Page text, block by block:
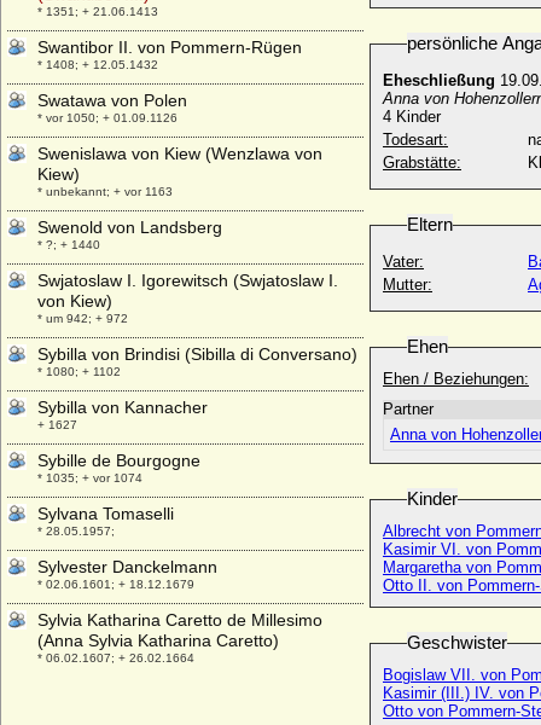
persönliche
Eheschließung
Anna von
4 Kinder
Todesart:
Grabstätte:
Eltern
Vater:
Mutter:
Ehen
Ehen / Beziehungen:
Partner
Anna von
Kinder
Albrecht von
Kasimir VI. von
Margaretha von
Otto II. von
Geschwister
Bogislaw VII. von
Kasimir (III.) IV. von
Otto von Pommern-
* 1351; + 21.06.1413
Swantibor II. von Pommern-Rügen
* 1408; + 12.05.1432
Swatawa von Polen
* vor 1050; + 01.09.1126
Swenislawa von Kiew (Wenzlawa von
Kiew)
* unbekannt; + vor 1163
Swenold von Landsberg
* ?; + 1440
Swjatoslaw I. Igorewitsch (Swjatoslaw I.
von Kiew)
* um 942; + 972
Sybilla von Brindisi (Sibilla di Conversano)
* 1080; + 1102
Sybilla von Kannacher
+ 1627
Sybille de Bourgogne
* 1035; + vor 1074
Sylvana Tomaselli
* 28.05.1957;
Sylvester Danckelmann
* 02.06.1601; + 18.12.1679
Sylvia Katharina Caretto de Millesimo
(Anna Sylvia Katharina Caretto)
* 06.02.1607; + 26.02.1664